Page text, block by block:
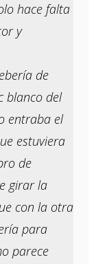
hace falta
y
de
blanco del
entraba el
estuviera
de
girar la
con la otra
para
parece